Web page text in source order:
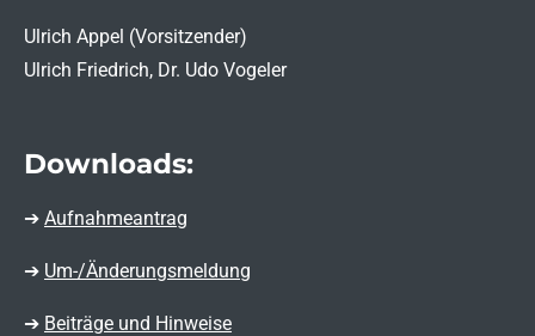
Ulrich Appel (Vorsitzender)
Ulrich Friedrich, Dr. Udo Vogeler
Downloads:
➔ Aufnahmeantrag
➔ Um-/Änderungsmeldung
➔ Beiträge und Hinweise